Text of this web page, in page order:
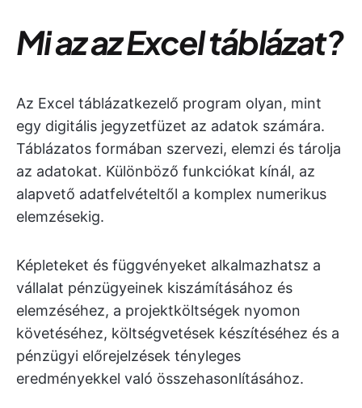
Mi az az Excel táblázat?
Az Excel táblázatkezelő program olyan, mint
egy digitális jegyzetfüzet az adatok számára.
Táblázatos formában szervezi, elemzi és tárolja
az adatokat. Különböző funkciókat kínál, az
alapvető adatfelvételtől a komplex numerikus
elemzésekig.
Képleteket és függvényeket alkalmazhatsz a
vállalat pénzügyeinek kiszámításához és
elemzéséhez, a projektköltségek nyomon
követéséhez, költségvetések készítéséhez és a
pénzügyi előrejelzések tényleges
eredményekkel való összehasonlításához.